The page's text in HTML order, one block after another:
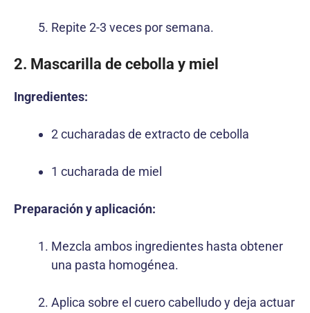
Repite 2-3 veces por semana.
2. Mascarilla de cebolla y miel
Ingredientes:
2 cucharadas de extracto de cebolla
1 cucharada de miel
Preparación y aplicación:
Mezcla ambos ingredientes hasta obtener
una pasta homogénea.
Aplica sobre el cuero cabelludo y deja actuar